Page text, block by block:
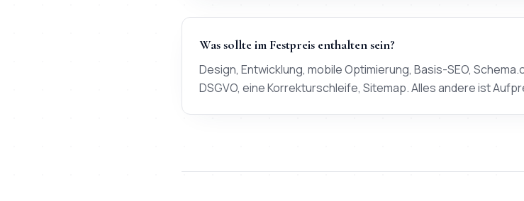
Was sollte im Festpreis enthalten sein?
Design, Entwicklung, mobile Optimierung, Basis-SEO,
DSGVO, eine Korrekturschleife, Sitemap. Alles andere ist